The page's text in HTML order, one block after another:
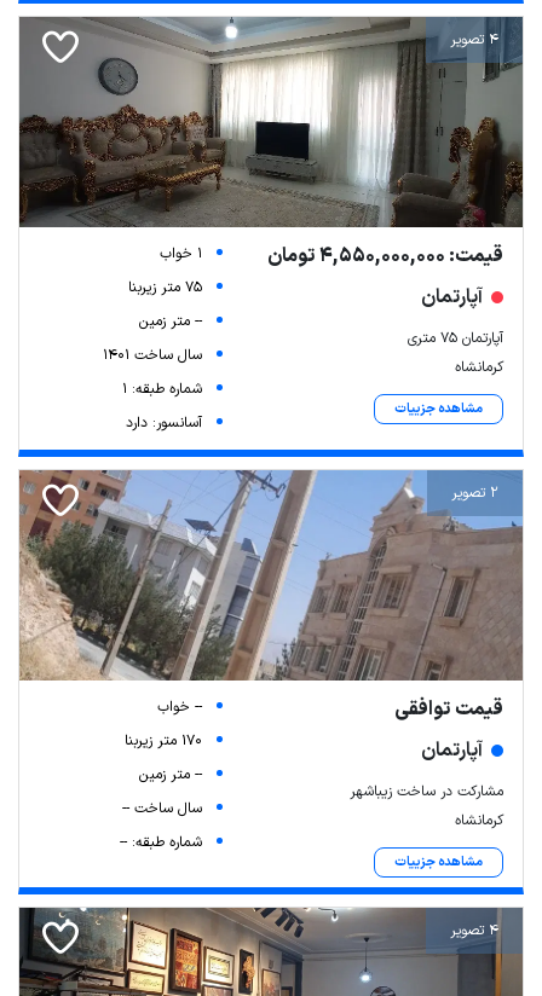
4 تصویر
قیمت: 4,550,000,000 تومان
آپارتمان
آپارتمان 75 متری
کرمانشاه
مشاهده جزییات
1 خواب
75 متر زیربنا
-- متر زمین
سال ساخت 1401
شماره طبقه: 1
آسانسور: دارد
2 تصویر
قیمت توافقی
آپارتمان
مشارکت در ساخت زیباشهر
کرمانشاه
مشاهده جزییات
-- خواب
170 متر زیربنا
-- متر زمین
سال ساخت --
شماره طبقه: --
4 تصویر